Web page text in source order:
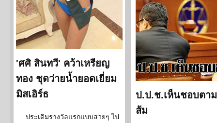
'ศศิ สินทวี' คว้าเหรียญ
ทอง ชุดว่ายน้ำยอดเยี่ยม
มิสเอิร์ธ
ประเดิมรางวัลแรกแบบสวยๆ ไป
ป.ป.ช.เห็นชอบตาม
ส้ม